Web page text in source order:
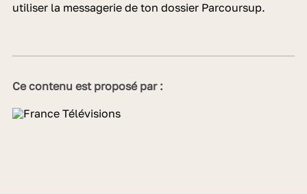
utiliser la messagerie de ton dossier Parcoursup.
Ce contenu est proposé par :